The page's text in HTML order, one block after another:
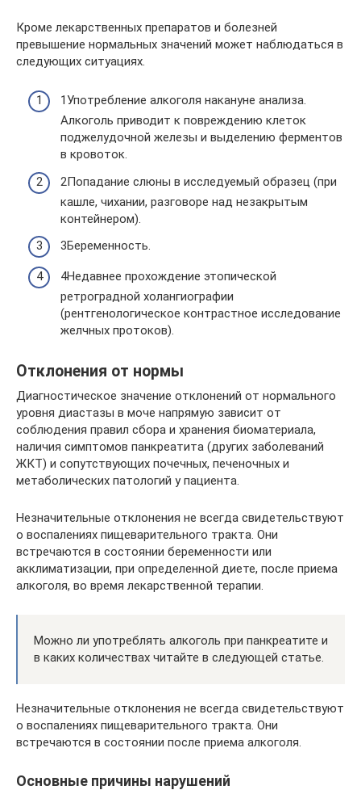
Кроме лекарственных препаратов и болезней
превышение нормальных значений может наблюдаться в
следующих ситуациях.
1Употребление алкоголя накануне анализа.
Алкоголь приводит к повреждению клеток
поджелудочной железы и выделению ферментов
в кровоток.
2Попадание слюны в исследуемый образец (при
кашле, чихании, разговоре над незакрытым
контейнером).
3Беременность.
4Недавнее прохождение этопической
ретроградной холангиографии
(рентгенологическое контрастное исследование
желчных протоков).
Отклонения от нормы
Диагностическое значение отклонений от нормального
уровня диастазы в моче напрямую зависит от
соблюдения правил сбора и хранения биоматериала,
наличия симптомов панкреатита (других заболеваний
ЖКТ) и сопутствующих почечных, печеночных и
метаболических патологий у пациента.
Незначительные отклонения не всегда свидетельствуют
о воспалениях пищеварительного тракта. Они
встречаются в состоянии беременности или
акклиматизации, при определенной диете, после приема
алкоголя, во время лекарственной терапии.
Можно ли употреблять алкоголь при панкреатите и
в каких количествах читайте в следующей статье.
Незначительные отклонения не всегда свидетельствуют
о воспалениях пищеварительного тракта. Они
встречаются в состоянии после приема алкоголя.
Основные причины нарушений